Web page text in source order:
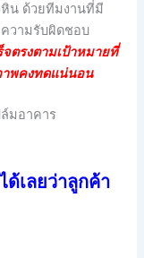
หิน ด้วยทีมงานที่มี
วามรับผิดชอบ
จตรงตามเป้าหมายที่
าพคงทดแน่นอน
ด้เลยว่าลูกค้า